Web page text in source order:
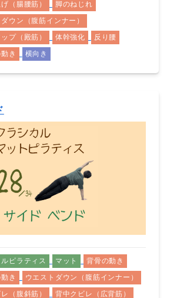
（腸腰筋）
脚のねじれ
ウン（腹筋インナー）
プ（殿筋）
体幹強化
反り腰
き
横向き
ピラティス マット
背骨の動き
き
ウエストダウン（腹筋インナー）
（腹斜筋）
背中クビレ（広背筋）